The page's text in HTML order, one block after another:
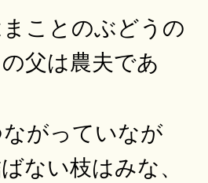
まことのぶどうの
父は農夫であ
がっていなが
ない枝はみな、